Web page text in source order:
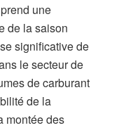
une
de la saison
significative de
le secteur de
de carburant
de la
montée des